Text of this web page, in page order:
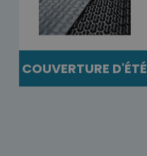
COUVERTURE D'ÉTÉ